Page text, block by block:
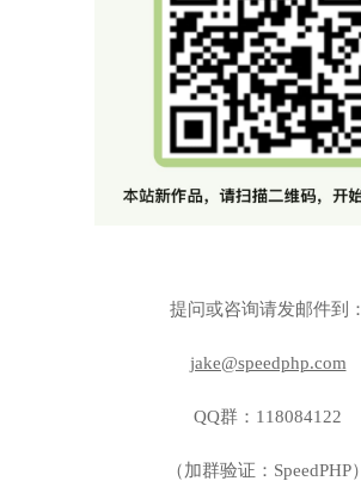
提问或咨询请发邮件到：
jake@speedphp.com
QQ群：118084122
（加群验证：SpeedPHP）